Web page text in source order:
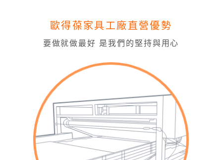
歐得葆家具工廠直營優勢
要做就做最好 是我們的堅持與用心